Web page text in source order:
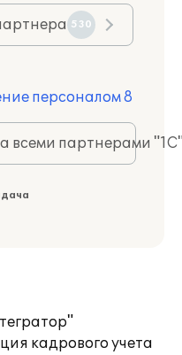
530
персоналом 8
всеми партнерами
кадрового учета